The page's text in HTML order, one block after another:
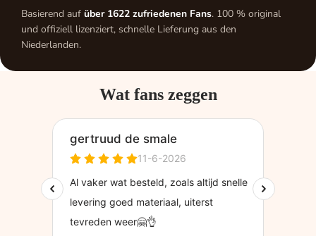
Basierend auf über 1622 zufriedenen Fans. 100 % original
und offiziell lizenziert, schnelle Lieferung aus den
Niederlanden.
Wat fans zeggen